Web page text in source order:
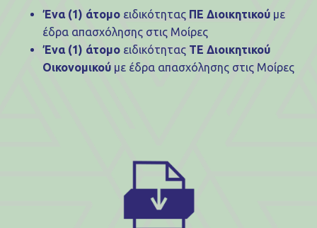
Ένα (1) άτομο ειδικότητας ΠΕ Διοικητικού με
έδρα απασχόλησης στις Μοίρες
Ένα (1) άτομο ειδικότητας ΤΕ Διοικητικού
Οικονομικού με έδρα απασχόλησης στις Μοίρες